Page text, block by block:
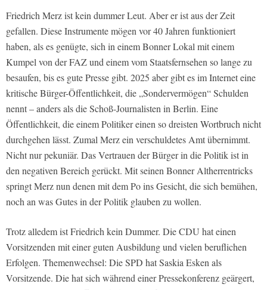
Friedrich Merz ist kein dummer Leut. Aber er ist aus der Zeit
gefallen. Diese Instrumente mögen vor 40 Jahren funktioniert
haben, als es genügte, sich in einem Bonner Lokal mit einem
Kumpel von der FAZ und einem vom Staatsfernsehen so lange zu
besaufen, bis es gute Presse gibt. 2025 aber gibt es im Internet eine
kritische Bürger-Öffentlichkeit, die „Sondervermögen“ Schulden
nennt – anders als die Schoß-Journalisten in Berlin. Eine
Öffentlichkeit, die einem Politiker einen so dreisten Wortbruch nicht
durchgehen lässt. Zumal Merz ein verschuldetes Amt übernimmt.
Nicht nur pekuniär. Das Vertrauen der Bürger in die Politik ist in
den negativen Bereich gerückt. Mit seinen Bonner Altherrentricks
springt Merz nun denen mit dem Po ins Gesicht, die sich bemühen,
noch an was Gutes in der Politik glauben zu wollen.
Trotz alledem ist Friedrich kein Dummer. Die CDU hat einen
Vorsitzenden mit einer guten Ausbildung und vielen beruflichen
Erfolgen. Themenwechsel: Die SPD hat Saskia Esken als
Vorsitzende. Die hat sich während einer Pressekonferenz geärgert,